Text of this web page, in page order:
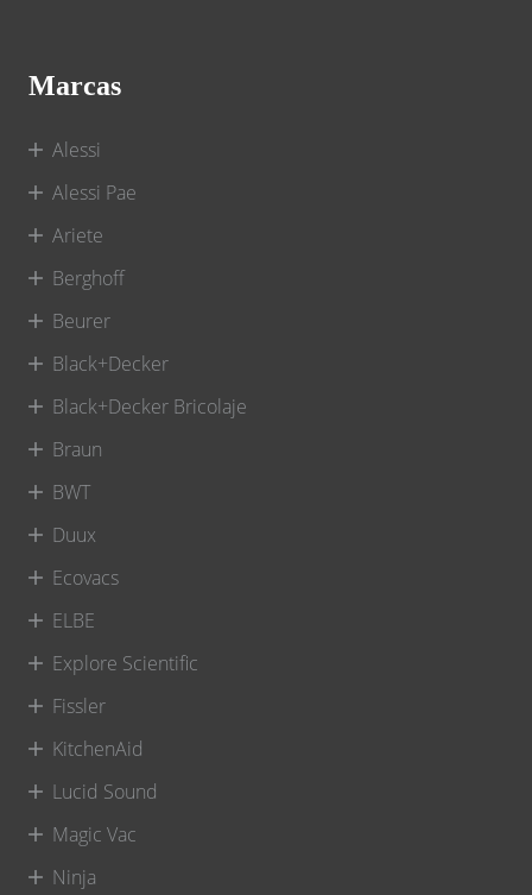
Marcas
Alessi
Alessi Pae
Ariete
Berghoff
Beurer
Black+Decker
Black+Decker Bricolaje
Braun
BWT
Duux
Ecovacs
ELBE
Explore Scientific
Fissler
KitchenAid
Lucid Sound
Magic Vac
Ninja